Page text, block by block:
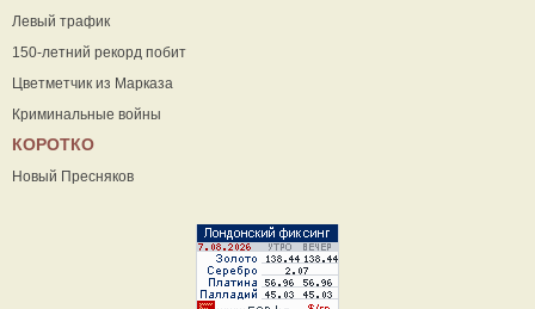
Левый трафик
150-летний рекорд побит
Цветметчик из Марказа
Криминальные войны
КОРОТКО
Новый Пресняков